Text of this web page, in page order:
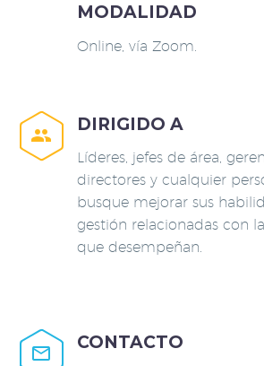
MODALIDAD
Online, vía Zoom.


DIRIGIDO A
Líderes, jefes de área,
directores y cualquier
busque mejorar sus
gestión relacionadas con
que desempeñan.


CONTACTO